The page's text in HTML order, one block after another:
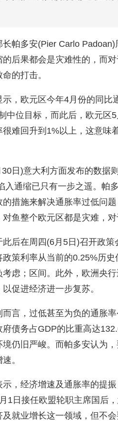
长帕多安(Pier Carlo
后果都会是灾难性的，而
的打击。
示，欧元区今年4月份的同比
中位目标，而此后，欧元区
难回升到1%以上，这意味
日)意大利方面发布的数据
入通缩已只有一步之遥。帕
的措施来解决通胀率过低问
鱼整个欧元区都是灾难，
此后在周四(6月5日)召开政
策利率从当前的0.25%历
虑；区间。此外，欧洲央
促进经济进一步复苏。
而言，过低甚至为负的通胀
债务占GDP的比重高达
境仍旧严峻。而帕多安认为
。
示，经济增速及通胀率的提
1日接任欧盟轮职主席国后
就业增长这一领域，但不